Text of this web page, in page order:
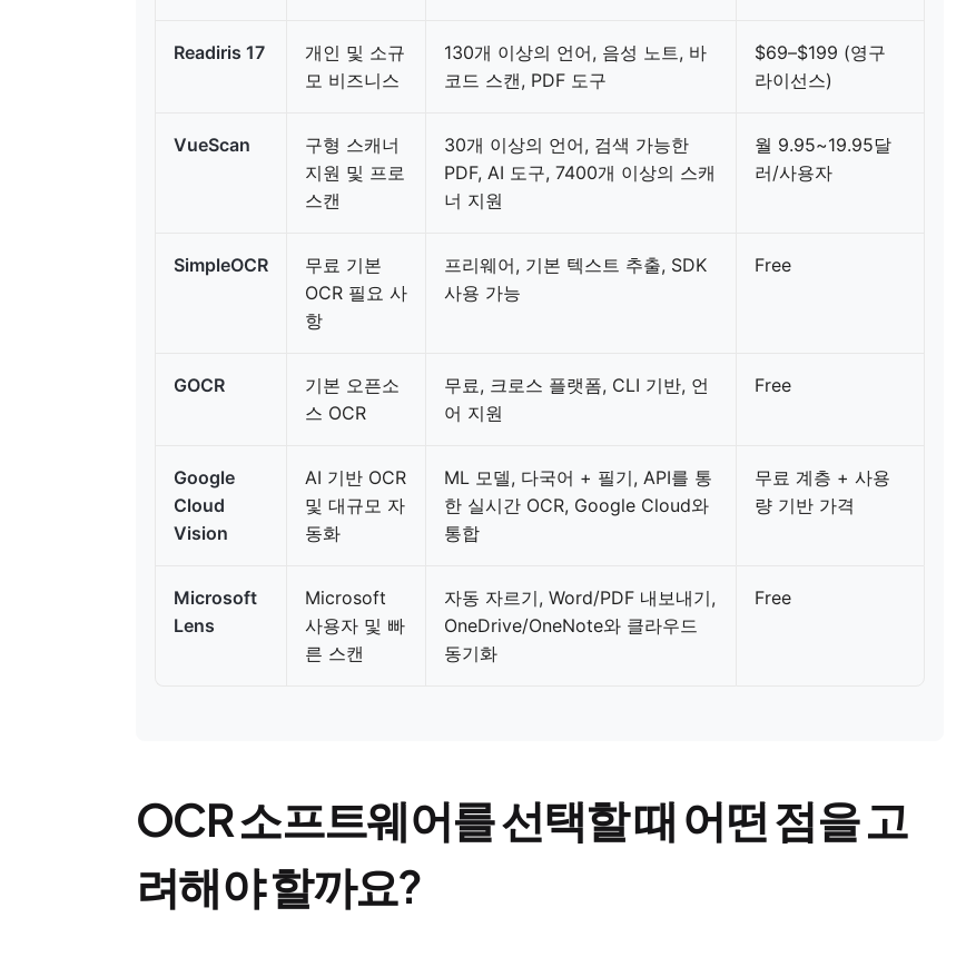
Readiris 17
개인 및 소규
모 비즈니스
130개 이상의 언어, 음성 노트, 바
코드 스캔, PDF 도구
$69–$199 (영구
라이선스)
VueScan
구형 스캐너
지원 및 프로
스캔
30개 이상의 언어, 검색 가능한
PDF, AI 도구, 7400개 이상의 스캐
너 지원
월 9.95~19.95달
러/사용자
SimpleOCR
무료 기본
OCR 필요 사
항
프리웨어, 기본 텍스트 추출, SDK
사용 가능
Free
GOCR
기본 오픈소
스 OCR
무료, 크로스 플랫폼, CLI 기반, 언
어 지원
Free
Google
Cloud
Vision
AI 기반 OCR
및 대규모 자
동화
ML 모델, 다국어 + 필기, API를 통
한 실시간 OCR, Google Cloud와
통합
무료 계층 + 사용
량 기반 가격
Microsoft
Lens
Microsoft
사용자 및 빠
른 스캔
자동 자르기, Word/PDF 내보내기,
OneDrive/OneNote와 클라우드
동기화
Free
OCR 소프트웨어를 선택할 때 어떤 점을 고
려해야 할까요?